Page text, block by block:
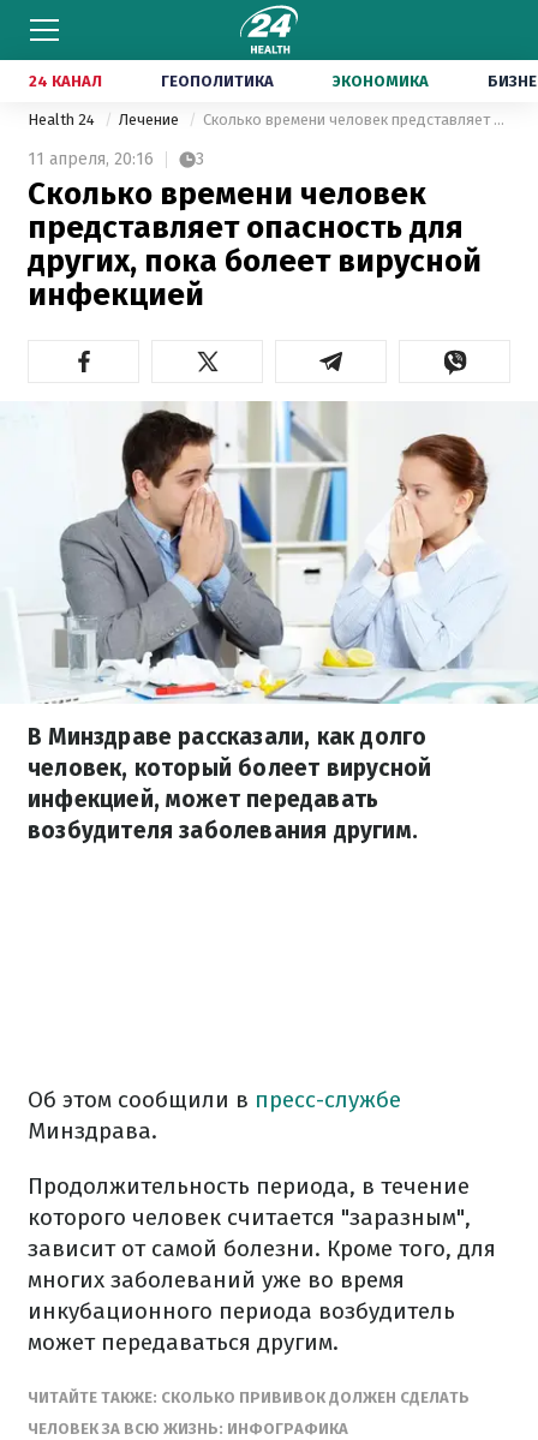
24 КАНАЛ ГЕОПОЛИТИКА ЭКОНОМИКА
Health 24 Лечение Сколько времени человек представляет опасность для других, пока болеет вирусной инфекцией
11 апреля, 20:16 3
Сколько времени человек
представляет опасность для
других, пока болеет вирусной
инфекцией
В Минздраве рассказали, как долго
человек, который болеет вирусной
инфекцией, может передавать
возбудителя заболевания другим.
Об этом сообщили в пресс-службе
Минздрава.
Продолжительность периода, в течение
которого человек считается "заразным",
зависит от самой болезни. Кроме того, для
многих заболеваний уже во время
инкубационного периода возбудитель
может передаваться другим.
ЧИТАЙТЕ ТАКЖЕ: СКОЛЬКО ПРИВИВОК ДОЛЖЕН СДЕЛАТЬ
ЧЕЛОВЕК ЗА ВСЮ ЖИЗНЬ: ИНФОГРАФИКА